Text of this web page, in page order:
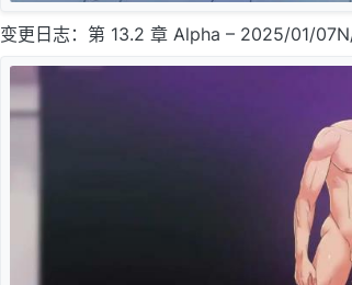
变更日志：第 13.2 章 Alpha – 2025/01/